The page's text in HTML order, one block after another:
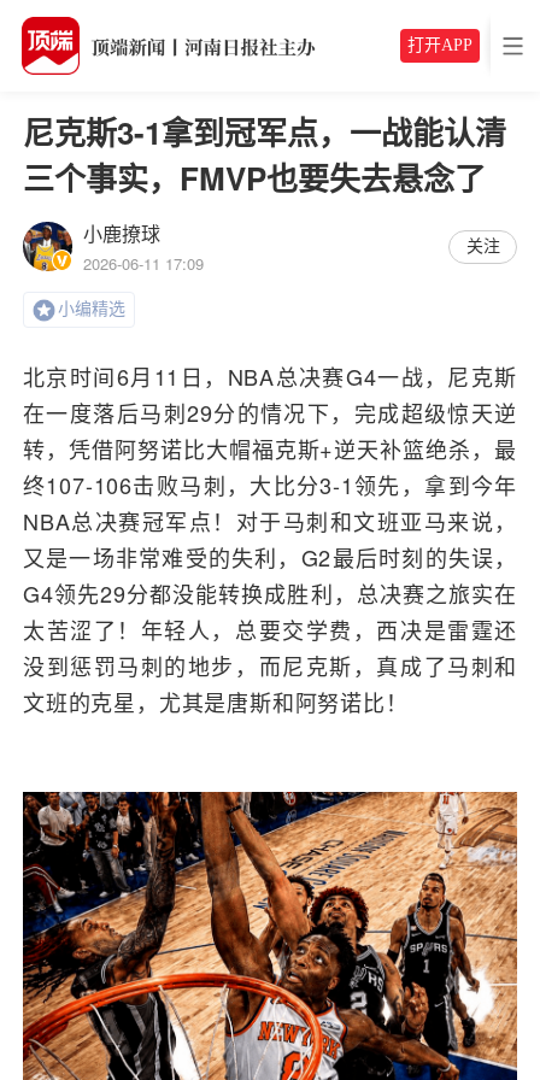
打开APP
尼克斯3-1拿到冠军点，一战能认清
三个事实，FMVP也要失去悬念了
小鹿撩球
2026-06-11 17:09
关注
小编精选
北京时间6月11日，NBA总决赛G4一战，尼克斯
在一度落后马刺29分的情况下，完成超级惊天逆
转，凭借阿努诺比大帽福克斯+逆天补篮绝杀，最
终107-106击败马刺，大比分3-1领先，拿到今年
NBA总决赛冠军点！对于马刺和文班亚马来说，
又是一场非常难受的失利，G2最后时刻的失误，
G4领先29分都没能转换成胜利，总决赛之旅实在
太苦涩了！年轻人，总要交学费，西决是雷霆还
没到惩罚马刺的地步，而尼克斯，真成了马刺和
文班的克星，尤其是唐斯和阿努诺比！